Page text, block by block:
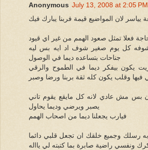
Anonymous July 13, 2008 at 2:05 PM
يياسر لان المواضيع قيمة فربنا يبارك فيك
فعلا تمثل صعود الهمم من غير اي قيود
كل يوم صغير شوف اد ايه بس ليه
جناحات بتساعده ديما في الوصول
يكون بيفكر ديما في الطموح والرقي
فيها وقلب يكون كله ثقة بربنا ورضا وصبر
بس مش عادي لانه كل مايقع يقوم تاني
يصبر ويرضي وديما يحاول
فيارب يجعلنا ديما من اصحاب الهمم
رسلك وجميع خلقك ان تجعل قلبي دائما
ونفسي راضية صابرة بما كتبته لي يااله